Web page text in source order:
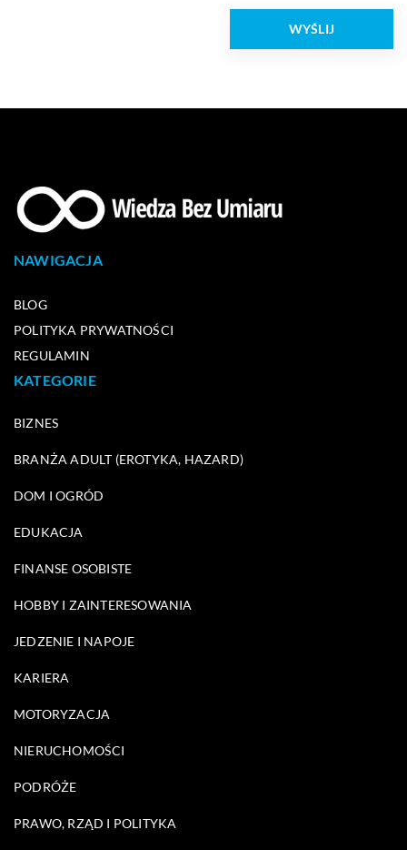
NAWIGACJA
BLOG
POLITYKA PRYWATNOŚCI
REGULAMIN
KATEGORIE
BIZNES
BRANŻA ADULT (EROTYKA, HAZARD)
DOM I OGRÓD
EDUKACJA
FINANSE OSOBISTE
HOBBY I ZAINTERESOWANIA
JEDZENIE I NAPOJE
KARIERA
MOTORYZACJA
NIERUCHOMOŚCI
PODRÓŻE
PRAWO, RZĄD I POLITYKA